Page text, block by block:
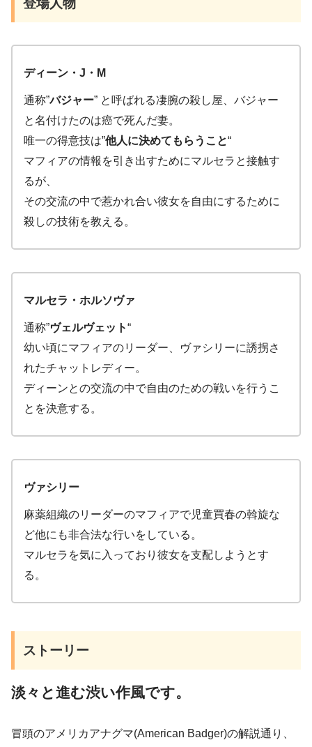
登場人物
ディーン・J・M
通称”バジャー” と呼ばれる凄腕の殺し屋、バジャー
と名付けたのは癌で死んだ妻。
唯一の得意技は”他人に決めてもらうこと“
マフィアの情報を引き出すためにマルセラと接触す
るが、
その交流の中で惹かれ合い彼女を自由にするために
殺しの技術を教える。
マルセラ・ホルソヴァ
通称”ヴェルヴェット“
幼い頃にマフィアのリーダー、ヴァシリーに誘拐さ
れたチャットレディー。
ディーンとの交流の中で自由のための戦いを行うこ
とを決意する。
ヴァシリー
麻薬組織のリーダーのマフィアで児童買春の斡旋な
ど他にも非合法な行いをしている。
マルセラを気に入っており彼女を支配しようとす
る。
ストーリー
淡々と進む渋い作風です。
冒頭のアメリカアナグマ(American Badger)の解説通り、